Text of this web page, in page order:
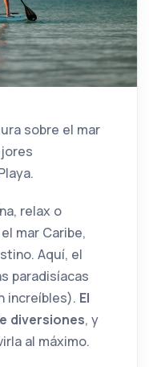
sobre el mar
relax o
mar Caribe,
Aquí, el
paradisíacas
increíbles). El
diversiones, y
al máximo.